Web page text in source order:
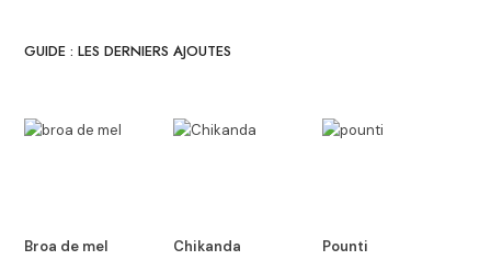
GUIDE : LES DERNIERS AJOUTES
Broa de mel Chikanda Pounti